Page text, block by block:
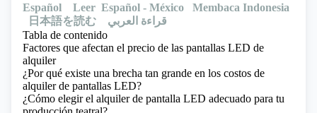
Español
Leer Español - México
Membaca Indonesia
日本語を読む
قراءة العربي
Tabla de contenido
Factores que afectan el precio de las pantallas LED de
alquiler
¿Por qué existe una brecha tan grande en los costos de
alquiler de pantallas LED?
¿Cómo elegir el alquiler de pantalla LED adecuado para tu